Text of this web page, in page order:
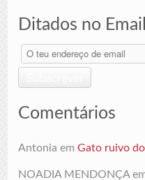
Ditados no Email
O
teu
de
email
Comentários
Antonia emGato ruivo
NOADIA MENDONÇA